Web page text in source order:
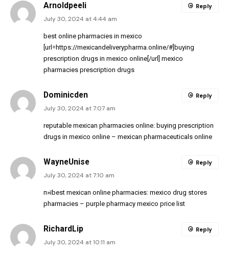
Arnoldpeeli
July 30, 2024 at 4:44 am
best online pharmacies in mexico
[url=https://mexicandeliverypharma.online/#]buying
prescription drugs in mexico online[/url] mexico
pharmacies prescription drugs
Reply
Dominicden
July 30, 2024 at 7:07 am
reputable mexican pharmacies online: buying prescription
drugs in mexico online – mexican pharmaceuticals online
Reply
WayneUnise
July 30, 2024 at 7:10 am
п»їbest mexican online pharmacies: mexico drug stores
pharmacies – purple pharmacy mexico price list
Reply
RichardLip
July 30, 2024 at 10:11 am
Reply